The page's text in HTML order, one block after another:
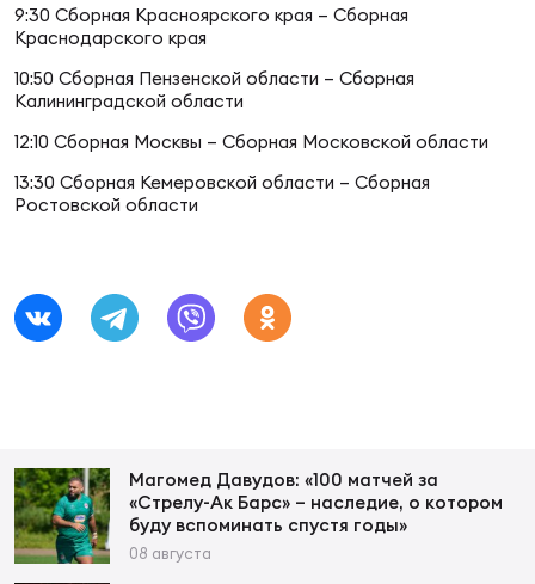
9:30 Сборная Красноярского края – Сборная
Краснодарского края
10:50 Сборная Пензенской области – Сборная
Калининградской области
12:10 Сборная Москвы – Сборная Московской области
13:30 Сборная Кемеровской области – Сборная
Ростовской области
Магомед Давудов: «100 матчей за
«Стрелу-Ак Барс» – наследие, о котором
буду вспоминать спустя годы»
08 августа